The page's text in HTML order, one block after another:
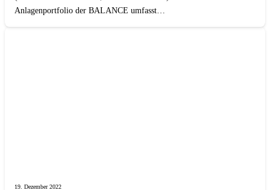
Anlagenportfolio der BALANCE umfasst…
19. Dezember 2022